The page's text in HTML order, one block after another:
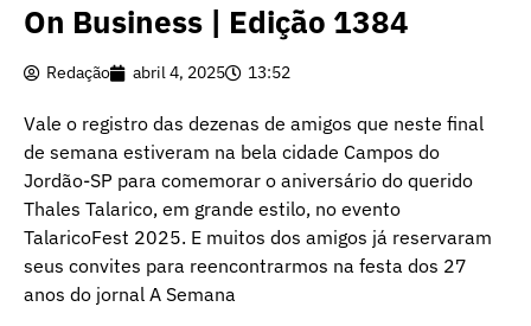
On Business | Edição 1384
Redação abril 4, 2025 13:52
Vale o registro das dezenas de amigos que neste final
de semana estiveram na bela cidade Campos do
Jordão-SP para comemorar o aniversário do querido
Thales Talarico, em grande estilo, no evento
TalaricoFest 2025. E muitos dos amigos já reservaram
seus convites para reencontrarmos na festa dos 27
anos do jornal A Semana